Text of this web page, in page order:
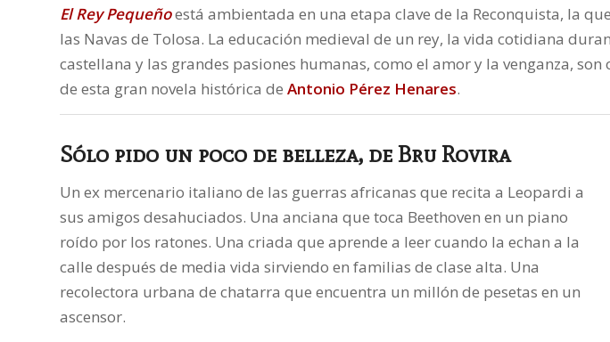
El Rey Pequeñoestá ambientada en una etapa clave de la Reconquista, la
las Navas de Tolosa. La educación medieval de un rey, la vida cotidiana
castellana y las grandes pasiones humanas, como el amor y la venganza,
de esta gran novela histórica de Antonio Pérez Henares.
Sólo pido un poco de belleza, de Bru Rovira
Un ex mercenario italiano de las guerras africanas que recita a Leopardi a
sus amigos desahuciados. Una anciana que toca Beethoven en un piano
roído por los ratones. Una criada que aprende a leer cuando la echan a la
calle después de media vida sirviendo en familias de clase alta. Una
recolectora urbana de chatarra que encuentra un millón de pesetas en un
ascensor.